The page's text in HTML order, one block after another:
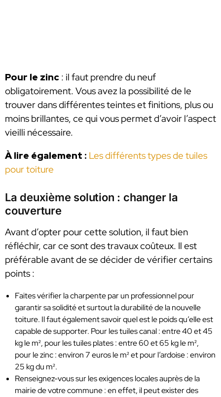
Pour le zinc : il faut prendre du neuf
obligatoirement. Vous avez la possibilité de le
trouver dans différentes teintes et finitions, plus ou
moins brillantes, ce qui vous permet d’avoir l’aspect
vieilli nécessaire.
À lire également : Les différents types de tuiles
pour toiture
La deuxième solution : changer la
couverture
Avant d’opter pour cette solution, il faut bien
réfléchir, car ce sont des travaux coûteux. Il est
préférable avant de se décider de vérifier certains
points :
Faites vérifier la charpente par un professionnel pour
garantir sa solidité et surtout la durabilité de la nouvelle
toiture. Il faut également savoir quel est le poids qu’elle est
capable de supporter. Pour les tuiles canal : entre 40 et 45
kg le m², pour les tuiles plates : entre 60 et 65 kg le m²,
pour le zinc : environ 7 euros le m² et pour l’ardoise : environ
25 kg du m².
Renseignez-vous sur les exigences locales auprès de la
mairie de votre commune : en effet, il peut exister des